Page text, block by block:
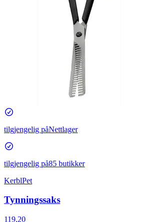
tilgjengelig påNettlager
tilgjengelig på85 butikker
KerblPet
Tynningssaks
119,20